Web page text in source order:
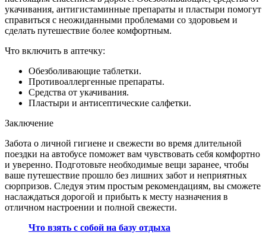
укачивания, антигистаминные препараты и пластыри помогут
справиться с неожиданными проблемами со здоровьем и
сделать путешествие более комфортным.
Что включить в аптечку:
Обезболивающие таблетки.
Противоаллергенные препараты.
Средства от укачивания.
Пластыри и антисептические салфетки.
Заключение
Забота о личной гигиене и свежести во время длительной
поездки на автобусе поможет вам чувствовать себя комфортно
и уверенно. Подготовьте необходимые вещи заранее, чтобы
ваше путешествие прошло без лишних забот и неприятных
сюрпризов. Следуя этим простым рекомендациям, вы сможете
наслаждаться дорогой и прибыть к месту назначения в
отличном настроении и полной свежести.
Что взять с собой на базу отдыха